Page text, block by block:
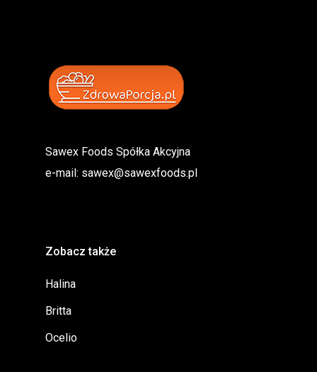
Sawex Foods Spółka Akcyjna
e-mail: sawex@sawexfoods.pl
Zobacz także
Halina
Britta
Ocelio